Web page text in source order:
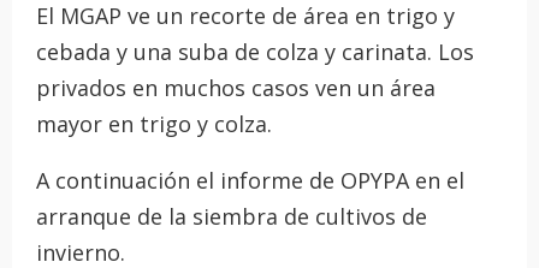
El MGAP ve un recorte de área en trigo y
cebada y una suba de colza y carinata. Los
privados en muchos casos ven un área
mayor en trigo y colza.
A continuación el informe de OPYPA en el
arranque de la siembra de cultivos de
invierno.